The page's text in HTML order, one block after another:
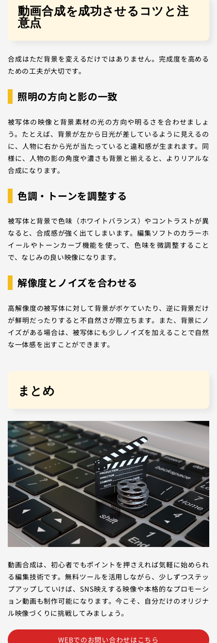
動画合成を成功させるコツと注
意点
合成はただ背景を変えるだけではありません。完成度を高める
ための工夫が大切です。
照明の方向と影の一致
被写体の映像と背景素材の光の方向や明るさを合わせましょ
う。たとえば、背景が左から日光が差しているように見えるの
に、人物に右から光が当たっていると違和感が生まれます。同
様に、人物の影の角度や濃さも背景と揃えると、よりリアルな
合成になります。
色調・トーンを調整する
被写体と背景で色味（ホワイトバランス）やコントラストが異
なると、合成感が強く出てしまいます。編集ソフトのカラーホ
イールやトーンカーブ機能を使って、色味を微調整すること
で、なじみの良い映像になります。
解像度とノイズを合わせる
高解像度の被写体に対して背景がボケていたり、逆に背景だけ
が鮮明だったりすると不自然さが際立ちます。また、背景にノ
イズがある場合は、被写体にも少しノイズを加えることで自然
な一体感を出すことができます。
まとめ
動画合成は、初心者でもポイントを押さえれば気軽に始められ
る編集技術です。無料ツールを活用しながら、少しずつステッ
プアップしていけば、SNS映えする映像や本格的なプロモーシ
ョン動画も制作可能になります。今こそ、自分だけのオリジナ
ル映像づくりに挑戦してみましょう。
WEBでのお問い合わせはこちら